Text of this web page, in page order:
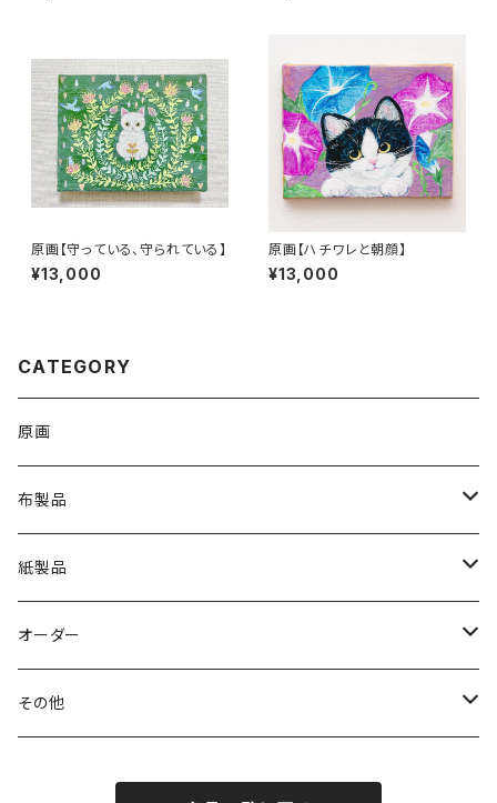
原画【守っている、守られている】
¥13,000
原画【ハチワレと朝顔】
¥13,000
CATEGORY
原画
布製品
Ｔシャツ
トートバッグ
ポーチ
紙製品
ステッカー
ポストカード
オーダー
and Charlie
その他